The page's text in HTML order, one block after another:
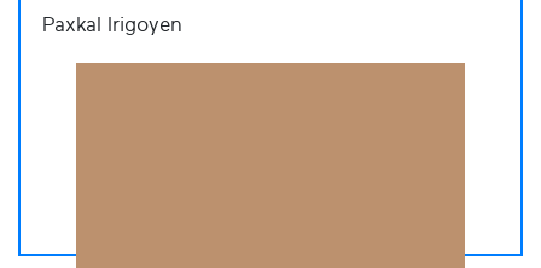
Paxkal Irigoyen